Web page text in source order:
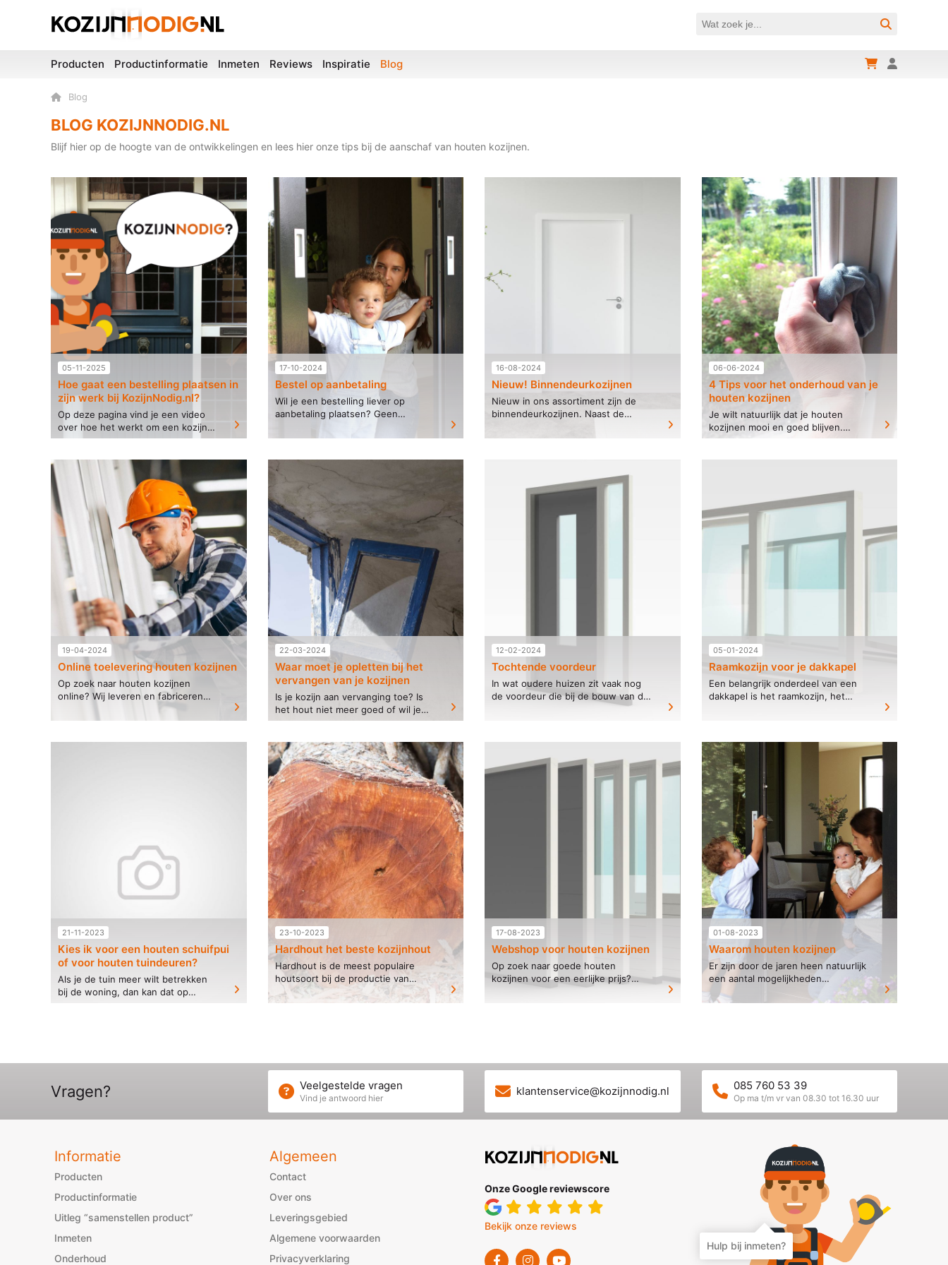
Producten Productinformatie Inmeten Reviews Inspiratie Blog
Blog
BLOG KOZIJNNODIG.NL
Blijf hier op de hoogte van de ontwikkelingen en lees hier onze tips bij de aanschaf van houten kozijnen.
05-11-2025
Hoe gaat een bestelling plaatsen in
zijn werk bij KozijnNodig.nl?
Op deze pagina vind je een video
over hoe het werkt om een kozijn
te bestellen bij KozijnNodig.nl,
en snel jouw kozijn....
17-10-2024
Bestel op aanbetaling
Wil je een bestelling liever op
aanbetaling plaatsen? Geen
mogelijkheid tot aanbetalen. Je
productiekosten...
16-08-2024
Nieuw! Binnendeurkozijnen
Nieuw in ons assortiment zijn de
binnendeurkozijnen. Naast de
dus ook binnendeurkozijnen direct
06-06-2024
4 Tips voor het onderhoud van je
houten kozijnen
Je wilt natuurlijk dat je houten
kozijnen mooi en goed blijven.
Daarom is goed onderhoud erg
19-04-2024
Online toelevering houten kozijnen
Op zoek naar houten kozijnen
online? Wij leveren en fabriceren
houten kozijnen op maat, ze zijn
direct online te bestellen. Word je
22-03-2024
Waar moet je opletten bij het
vervangen van je kozijnen
Is je kozijn aan vervanging toe? Is
het hout niet meer goed of wil je
het huis beter isoleren? dan is het
maakt op het gebied...
12-02-2024
Tochtende voordeur
In wat oudere huizen zit vaak nog
de voordeur die bij de bouw van de
woning is geplaatst. Een voordeur
05-01-2024
Raamkozijn voor je dakkapel
Een belangrijk onderdeel van een
dakkapel is het raamkozijn, het
21-11-2023
Kies ik voor een houten schuifpui
of voor houten tuindeuren?
Als je de tuin meer wilt betrekken
bij de woning, dan kan dat op
23-10-2023
Hardhout het beste kozijnhout
Hardhout is de meest populaire
houtsoort bij de productie van
houten kozijnen. Hardhout is
weersbestendig en het woord
17-08-2023
Webshop voor houten kozijnen
Op zoek naar goede houten
kozijnen voor een eerlijke prijs?
Lees dan snel verder. Op deze
01-08-2023
Waarom houten kozijnen
Er zijn door de jaren heen natuurlijk
een aantal mogelijkheden
bijgekomen als het gaat om het
materiaal voor je kozijnen. Waar je
Vragen? Veelgestelde vragen
Vind je antwoord hier
klantenservice@kozijnnodig.nl 085 760 53 39
Op ma t/m vr van 08.30 tot 16.30 uur
Informatie
Producten
Productinformatie
Uitleg “samenstellen product”
Inmeten
Onderhoud
Algemeen
Contact
Over ons
Leveringsgebied
Algemene voorwaarden
Privacyverklaring
Onze Google reviewscore
Bekijk onze reviews
Hulp bij inmeten?